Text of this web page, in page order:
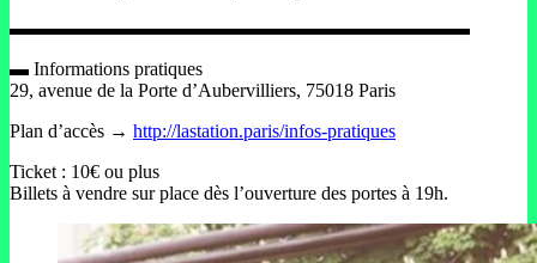
▬▬▬▬▬▬▬▬▬▬▬▬▬▬▬▬▬▬▬▬▬▬▬▬
▬ Informations pratiques
29, avenue de la Porte d’Aubervilliers, 75018 Paris
Plan d’accès → http://lastation.paris/infos-pratiques
Ticket : 10€ ou plus
Billets à vendre sur place dès l’ouverture des portes à 19h.